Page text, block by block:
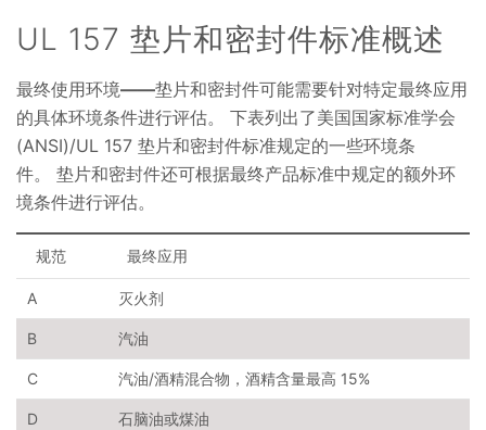
UL 157 垫片和密封件标准概述
最终使用环境——垫片和密封件可能需要针对特定最终应用
的具体环境条件进行评估。 下表列出了美国国家标准学会
(ANSI)/UL 157 垫片和密封件标准规定的一些环境条
件。 垫片和密封件还可根据最终产品标准中规定的额外环
境条件进行评估。
规范 最终应用
A 灭火剂
B 汽油
C 汽油/酒精混合物，酒精含量最高 15%
D 石脑油或煤油